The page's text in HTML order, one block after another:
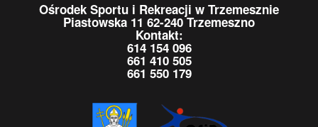
Ośrodek Sportu i Rekreacji w Trzemesznie
Piastowska 11 62-240 Trzemeszno
Kontakt:
614 154 096
661 410 505
661 550 179